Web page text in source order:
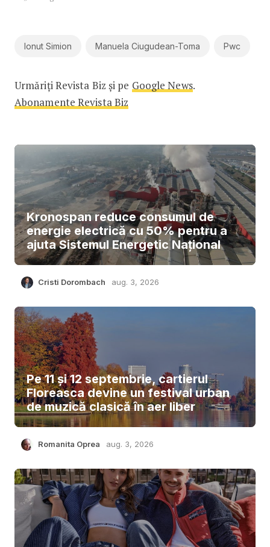
Ionut Simion Manuela Ciugudean-Toma Pwc
Urmăriți Revista Biz și pe Google News.
Abonamente Revista Biz
Kronospan reduce consumul de
energie electrică cu 50% pentru a
ajuta Sistemul Energetic Național
Cristi Dorombach aug. 3, 2026
Pe 11 și 12 septembrie, cartierul
Floreasca devine un festival urban
de muzică clasică în aer liber
Romanita Oprea aug. 3, 2026